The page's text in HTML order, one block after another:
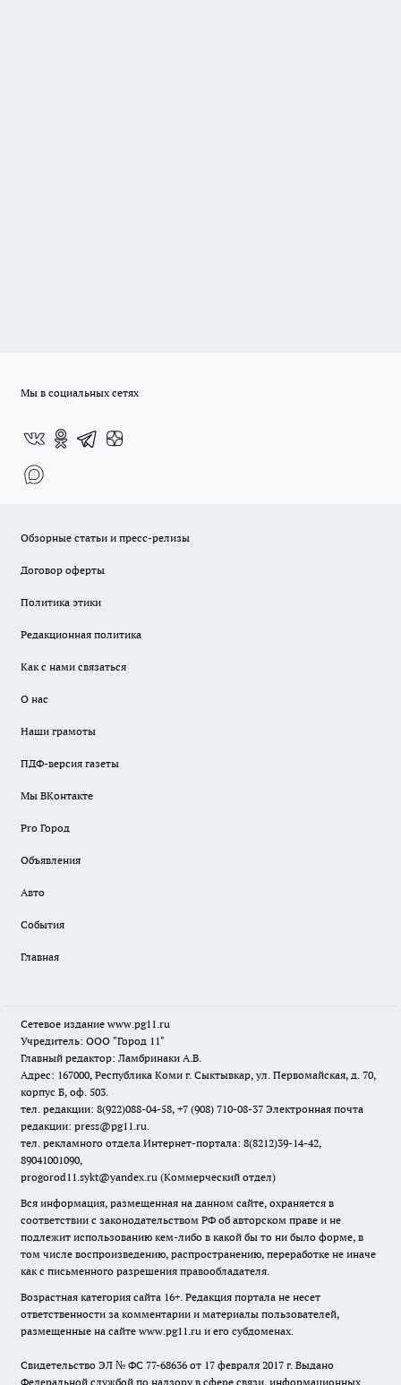
Мы в социальных сетях
Обзорные статьи и пресс-релизы
Договор оферты
Политика этики
Редакционная политика
Как с нами связаться
О нас
Наши грамоты
ПДФ-версия газеты
Мы ВКонтакте
Pro Город
Объявления
Авто
События
Главная
Сетевое издание www.pg11.ru
Учредитель: ООО "Город 11"
Главный редактор: Ламбринаки А.В.
Адрес: 167000, Республика Коми г. Сыктывкар, ул. Первомайская, д. 70,
корпус Б, оф. 503.
тел. редакции: 8(922)088-04-58, +7 (908) 710-08-37 Электронная почта
редакции: press@pg11.ru.
тел. рекламного отдела Интернет-портала: 8(8212)39-14-42,
89041001090,
progorod11.sykt@yandex.ru (Коммерческий отдел)
Вся информация, размещенная на данном сайте, охраняется в
соответствии с законодательством РФ об авторском праве и не
подлежит использованию кем-либо в какой бы то ни было форме, в
том числе воспроизведению, распространению, переработке не иначе
как с письменного разрешения правообладателя.
Возрастная категория сайта 16+. Редакция портала не несет
ответственности за комментарии и материалы пользователей,
размещенные на сайте www.pg11.ru и его субдоменах.
Свидетельство ЭЛ № ФС 77-68636 от 17 февраля 2017 г. Выдано
Федеральной службой по надзору в сфере связи, информационных